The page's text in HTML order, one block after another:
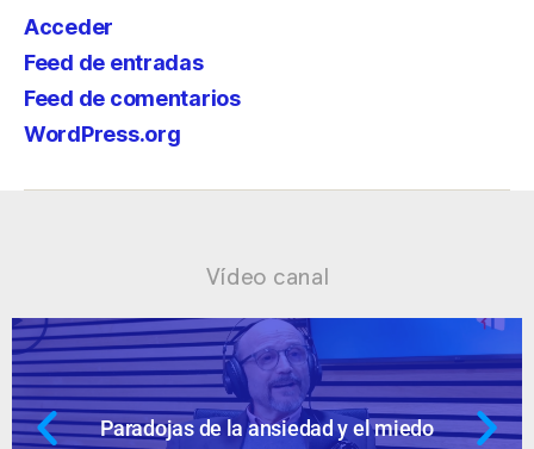
Acceder
Feed de entradas
Feed de comentarios
WordPress.org
Vídeo canal
y el miedo Ansiedad: supuestos